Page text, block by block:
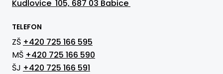
Kudlovice 105, 687 03 Babice
TELEFON
ZŠ +420 725 166 595
MŠ +420 725 166 590
ŠJ +420 725 166 591